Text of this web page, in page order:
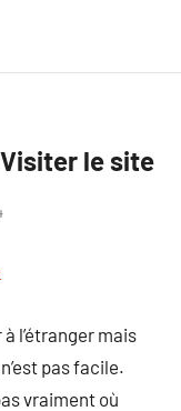
le site
l’étranger mais
pas facile.
vraiment où